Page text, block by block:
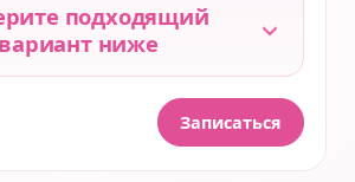
подходящий
вариант ниже
Записаться